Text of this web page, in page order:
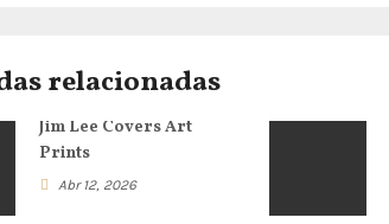
relacionadas
Jim Lee Covers Art
Prints
Abr 12, 2026